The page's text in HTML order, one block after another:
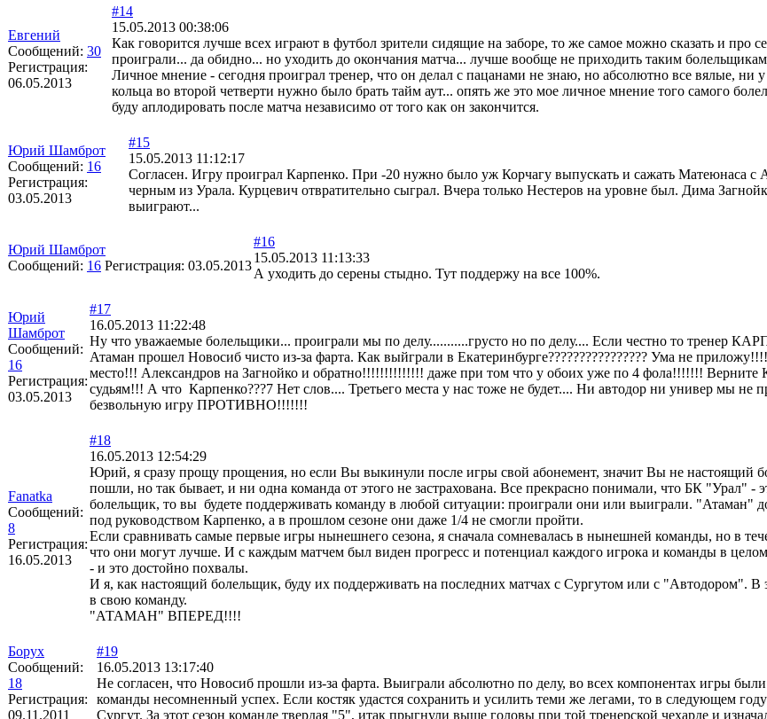
Евгений
Сообщений: 30
Регистрация:
06.05.2013
#14
15.05.2013 00:38:06
Как говорится лучше всех играют в футбол зрители сидящие на заборе, то же самое можно сказать и про
проиграли... да обидно... но уходить до окончания матча... лучше вообще не приходить таким
Личное мнение - сегодня проиграл тренер, что он делал с пацанами не знаю, но абсолютно все вялые,
кольца во второй четверти нужно было брать тайм аут... опять же это мое личное мнение того самого
буду аплодировать после матча независимо от того как он закончится.
Юрий Шамброт
Сообщений: 16
Регистрация:
03.05.2013
#15
15.05.2013 11:12:17
Согласен. Игру проиграл Карпенко. При -20 нужно было уж Корчагу выпускать и сажать Матеюнаса
черным из Урала. Курцевич отвратительно сыграл. Вчера только Нестеров на уровне был. Дима
выиграют...
Юрий Шамброт
Сообщений: 16 Регистрация: 03.05.2013
#16
15.05.2013 11:13:33
А уходить до серены стыдно. Тут поддержу на все 100%.
Юрий
Шамброт
Сообщений:
16
Регистрация:
03.05.2013
#17
16.05.2013 11:22:48
Ну что уважаемые болельщики... проиграли мы по делу...........грусто но по делу.... Если честно то тренер
Атаман прошел Новосиб чисто из-за фарта. Как выйграли в Екатеринбурге???????????????? Ума не
место!!! Александров на Загнойко и обратно!!!!!!!!!!!!!! даже при том что у обоих уже по 4 фола!!!!!!!
судьям!!! А что Карпенко???7 Нет слов.... Третьего места у нас тоже не будет.... Ни автодор ни универ мы не
безвольную игру ПРОТИВНО!!!!!!!
Fanatka
Сообщений:
8
Регистрация:
16.05.2013
#18
16.05.2013 12:54:29
Юрий, я сразу прощу прощения, но если Вы выкинули после игры свой абонемент, значит Вы не настоящий
пошли, но так бывает, и ни одна команда от этого не застрахована. Все прекрасно понимали, что БК "Урал"
болельщик, то вы будете поддерживать команду в любой ситуации: проиграли они или выиграли. "Атаман"
под руководством Карпенко, а в прошлом сезоне они даже 1/4 не смогли пройти.
Если сравнивать самые первые игры нынешнего сезона, я сначала сомневалась в нынешней команды, но в
что они могут лучше. И с каждым матчем был виден прогресс и потенциал каждого игрока и команды в
- и это достойно похвалы.
И я, как настоящий болельщик, буду их поддерживать на последних матчах с Сургутом или с "Автодором". В
в свою команду.
"АТАМАН" ВПЕРЕД!!!!
Борух
Сообщений:
18
Регистрация:
09.11.2011
#19
16.05.2013 13:17:40
Не согласен, что Новосиб прошли из-за фарта. Выиграли абсолютно по делу, во всех компонентах игры
команды несомненный успех. Если костяк удастся сохранить и усилить теми же легами, то в следующем
Сургут. За этот сезон команде твердая "5", итак прыгнули выше головы при той тренерской чехарде и